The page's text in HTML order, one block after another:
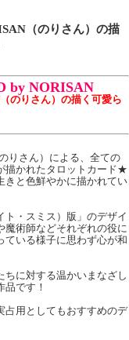
（のりさん）の描
by NORISAN
のりさん）の描く可愛ら
りさん）による、全ての
描かれたタロットカード★
きと色鮮やかに描かれてい
ト・スミス）版」のデザイ
魔術師などそれぞれの役に
ている様子に思わず心が和
ちに対する温かいまなざし
品です！
占用としてもおすすめのデ